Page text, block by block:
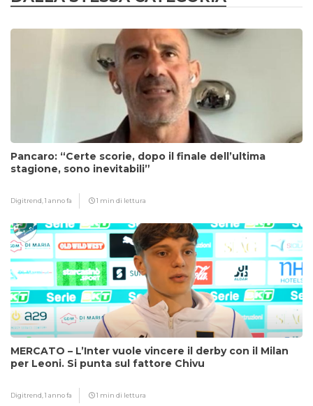
Pancaro: “Certe scorie, dopo il finale dell’ultima
stagione, sono inevitabili”
Digitrend,1 anno fa 1 min di lettura
MERCATO – L’Inter vuole vincere il derby con il Milan
per Leoni. Si punta sul fattore Chivu
Digitrend,1 anno fa 1 min di lettura